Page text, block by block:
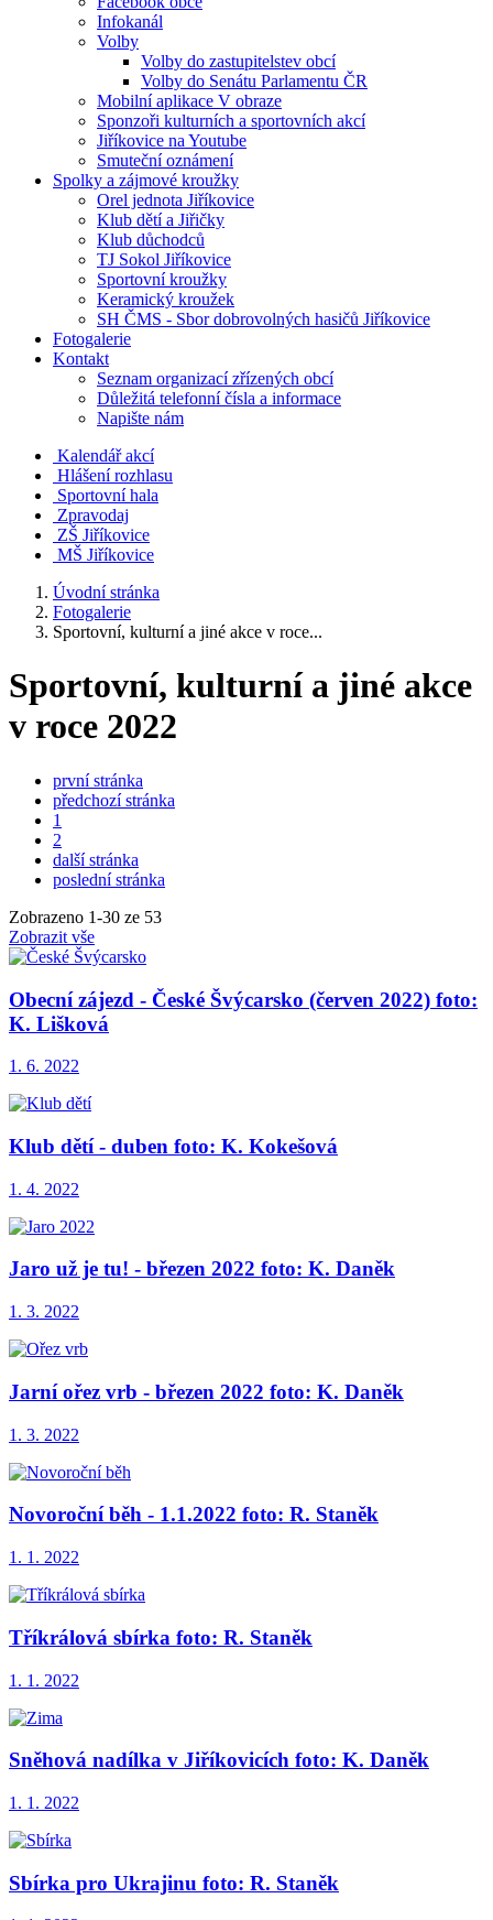
Infokanál
Volby
Volby do zastupitelstev obcí
Volby do Senátu Parlamentu ČR
Mobilní aplikace V obraze
Sponzoři kulturních a sportovních akcí
Jiříkovice na Youtube
Smuteční oznámení
Spolky a zájmové kroužky
Orel jednota Jiříkovice
Klub dětí a Jiřičky
Klub důchodců
TJ Sokol Jiříkovice
Sportovní kroužky
Keramický kroužek
SH ČMS - Sbor dobrovolných hasičů Jiříkovice
Fotogalerie
Kontakt
Seznam organizací zřízených obcí
Důležitá telefonní čísla a informace
Napište nám
Kalendář akcí
Hlášení rozhlasu
Sportovní hala
Zpravodaj
ZŠ Jiříkovice
MŠ Jiříkovice
Úvodní stránka
Fotogalerie
Sportovní, kulturní a jiné akce v roce...
Sportovní, kulturní a jiné akce
v roce 2022
první stránka
předchozí stránka
1
2
další stránka
poslední stránka
Zobrazeno 1-30 ze 53
Zobrazit vše
Obecní zájezd - České Švýcarsko (červen 2022) foto:
K. Lišková
1. 6. 2022
Klub dětí - duben foto: K. Kokešová
1. 4. 2022
Jaro už je tu! - březen 2022 foto: K. Daněk
1. 3. 2022
Jarní ořez vrb - březen 2022 foto: K. Daněk
1. 3. 2022
Novoroční běh - 1.1.2022 foto: R. Staněk
1. 1. 2022
Tříkrálová sbírka foto: R. Staněk
1. 1. 2022
Sněhová nadílka v Jiříkovicích foto: K. Daněk
1. 1. 2022
Sbírka pro Ukrajinu foto: R. Staněk